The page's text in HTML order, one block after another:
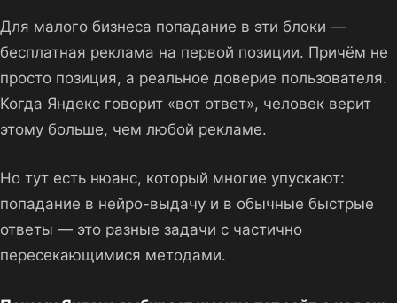
Для малого бизнеса попадание в эти блоки —
бесплатная реклама на первой позиции. Причём не
просто позиция, а реальное доверие пользователя.
Когда Яндекс говорит «вот ответ», человек верит
этому больше, чем любой рекламе.
Но тут есть нюанс, который многие упускают:
попадание в нейро-выдачу и в обычные быстрые
ответы — это разные задачи с частично
пересекающимися методами.